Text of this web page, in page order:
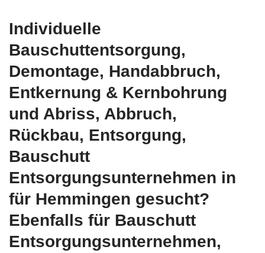
Individuelle
Bauschuttentsorgung,
Demontage, Handabbruch,
Entkernung & Kernbohrung
und Abriss, Abbruch,
Rückbau, Entsorgung,
Bauschutt
Entsorgungsunternehmen in
für Hemmingen gesucht?
Ebenfalls für Bauschutt
Entsorgungsunternehmen,